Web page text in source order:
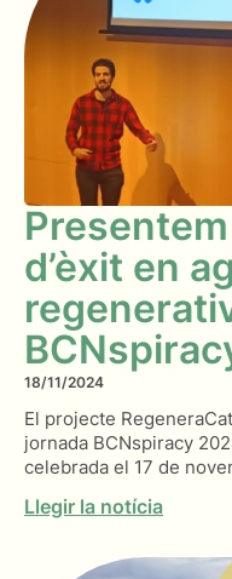
d’èxit en
18/11/2024
El projecte
jornada BCNspiracy
celebrada el 17 de
Llegir la notícia